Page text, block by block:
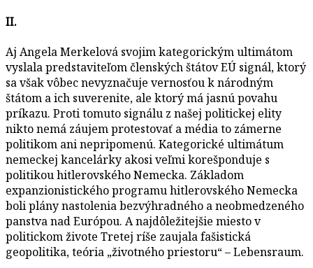
II.
Aj Angela Merkelová svojim kategorickým ultimátom
vyslala predstaviteľom členských štátov EÚ signál, ktorý
sa však vôbec nevyznačuje vernosťou k národným
štátom a ich suverenite, ale ktorý má jasnú povahu
príkazu. Proti tomuto signálu z našej politickej elity
nikto nemá záujem protestovať a média to zámerne
politikom ani nepripomenú. Kategorické ultimátum
nemeckej kancelárky akosi veľmi korešponduje s
politikou hitlerovského Nemecka. Základom
expanzionistického programu hitlerovského Nemecka
boli plány nastolenia bezvýhradného a neobmedzeného
panstva nad Európou. A najdôležitejšie miesto v
politickom živote Tretej ríše zaujala fašistická
geopolitika, teória „životného priestoru“ – Lebensraum.